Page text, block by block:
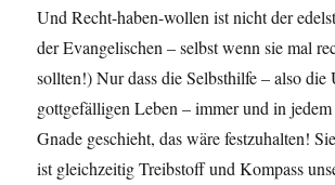
Und Recht-haben-wollen ist nicht der
der Evangelischen – selbst wenn sie mal
sollten!) Nur dass die Selbsthilfe – also die
gottgefälligen Leben – immer und in
Gnade geschieht, das wäre festzuhalten!
ist gleichzeitig Treibstoff und Kompass